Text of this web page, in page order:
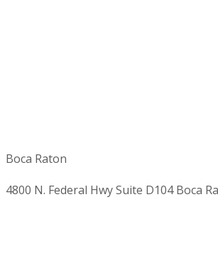
Boca Raton
4800 N. Federal Hwy Suite D104 Boca